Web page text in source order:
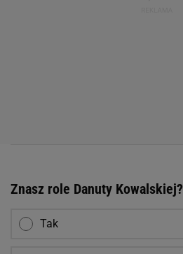
Znasz role Danuty Kowalskiej?
Tak